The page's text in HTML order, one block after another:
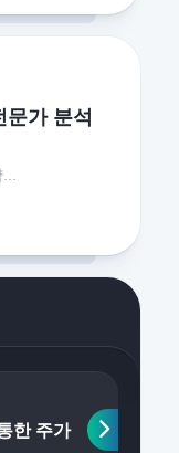
가 분석
한 주가